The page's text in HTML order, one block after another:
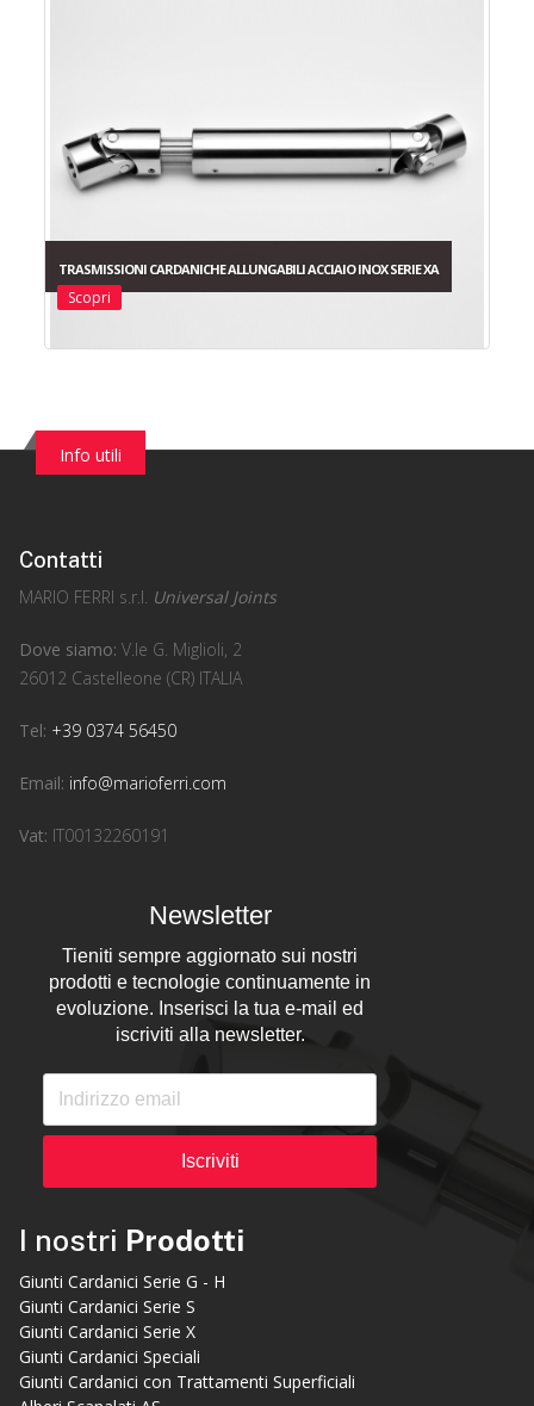
TRASMISSIONI CARDANICHE ALLUNGABILI ACCIAIO INOX SERIE XA
Scopri
Info utili
Contatti
MARIO FERRI s.r.l. Universal Joints
Dove siamo: V.le G. Miglioli, 2
26012 Castelleone (CR) ITALIA
Tel: +39 0374 56450
Email: info@marioferri.com
Vat: IT00132260191
Newsletter
Tieniti sempre aggiornato sui nostri
prodotti e tecnologie continuamente in
evoluzione. Inserisci la tua e-mail ed
iscriviti alla newsletter.
Iscriviti
I nostri Prodotti
Giunti Cardanici Serie G - H
Giunti Cardanici Serie S
Giunti Cardanici Serie X
Giunti Cardanici Speciali
Giunti Cardanici con Trattamenti Superficiali